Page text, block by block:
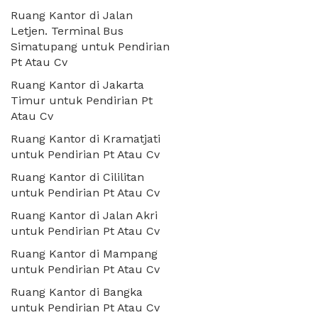
Ruang Kantor di Jalan
Letjen. Terminal Bus
Simatupang untuk Pendirian
Pt Atau Cv
Ruang Kantor di Jakarta
Timur untuk Pendirian Pt
Atau Cv
Ruang Kantor di Kramatjati
untuk Pendirian Pt Atau Cv
Ruang Kantor di Cililitan
untuk Pendirian Pt Atau Cv
Ruang Kantor di Jalan Akri
untuk Pendirian Pt Atau Cv
Ruang Kantor di Mampang
untuk Pendirian Pt Atau Cv
Ruang Kantor di Bangka
untuk Pendirian Pt Atau Cv